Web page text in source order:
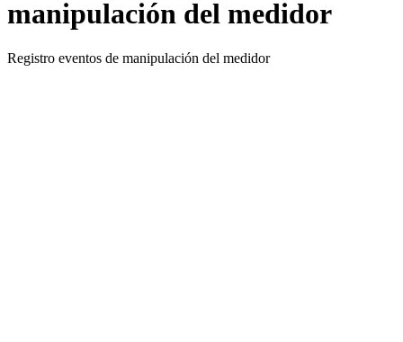
manipulación del medidor
Registro eventos de manipulación del medidor